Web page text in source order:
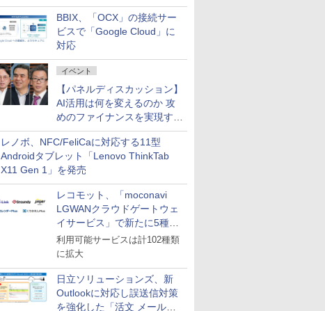
企業・広告代理店などが実装
フェーズへ
BBIX、「OCX」の接続サー
ビスで「Google Cloud」に
対応
イベント
【パネルディスカッション】
AI活用は何を変えるのか 攻
めのファイナンスを実現する
業務設計とマインドセット変
革
レノボ、NFC/FeliCaに対応する11型
Androidタブレット「Lenovo ThinkTab
X11 Gen 1」を発売
レコモット、「moconavi
LGWANクラウドゲートウェ
イサービス」で新たに5種類
のサービスと連携開始
利用可能サービスは計102種類
に拡大
日立ソリューションズ、新
Outlookに対応し誤送信対策
を強化した「活文 メール誤